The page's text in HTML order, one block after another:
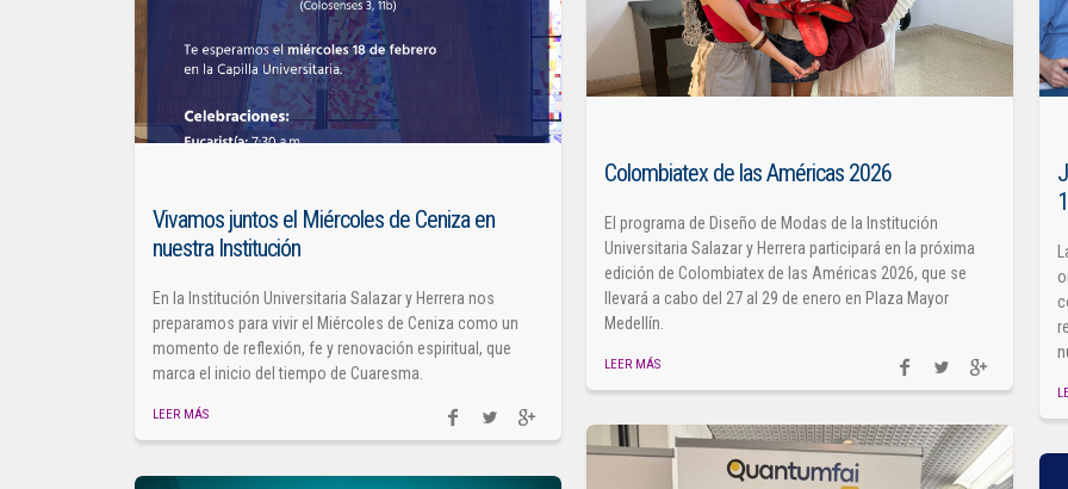
Vivamos juntos el Miércoles de Ceniza en
nuestra Institución
En la Institución Universitaria Salazar y Herrera nos
preparamos para vivir el Miércoles de Ceniza como un
momento de reflexión, fe y renovación espiritual, que
marca el inicio del tiempo de Cuaresma.
LEER MÁS
Colombiatex de las Américas 2026
El programa de Diseño de Modas de la Institución
Universitaria Salazar y Herrera participará en la próxima
edición de Colombiatex de las Américas 2026, que se
llevará a cabo del 27 al 29 de enero en Plaza Mayor
Medellín.
LEER MÁS
1